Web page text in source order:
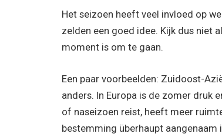
Het seizoen heeft veel invloed op
zelden een goed idee. Kijk dus niet
moment is om te gaan.
Een paar voorbeelden: Zuidoost-
anders. In Europa is de zomer druk
of naseizoen reist, heeft meer
bestemming überhaupt